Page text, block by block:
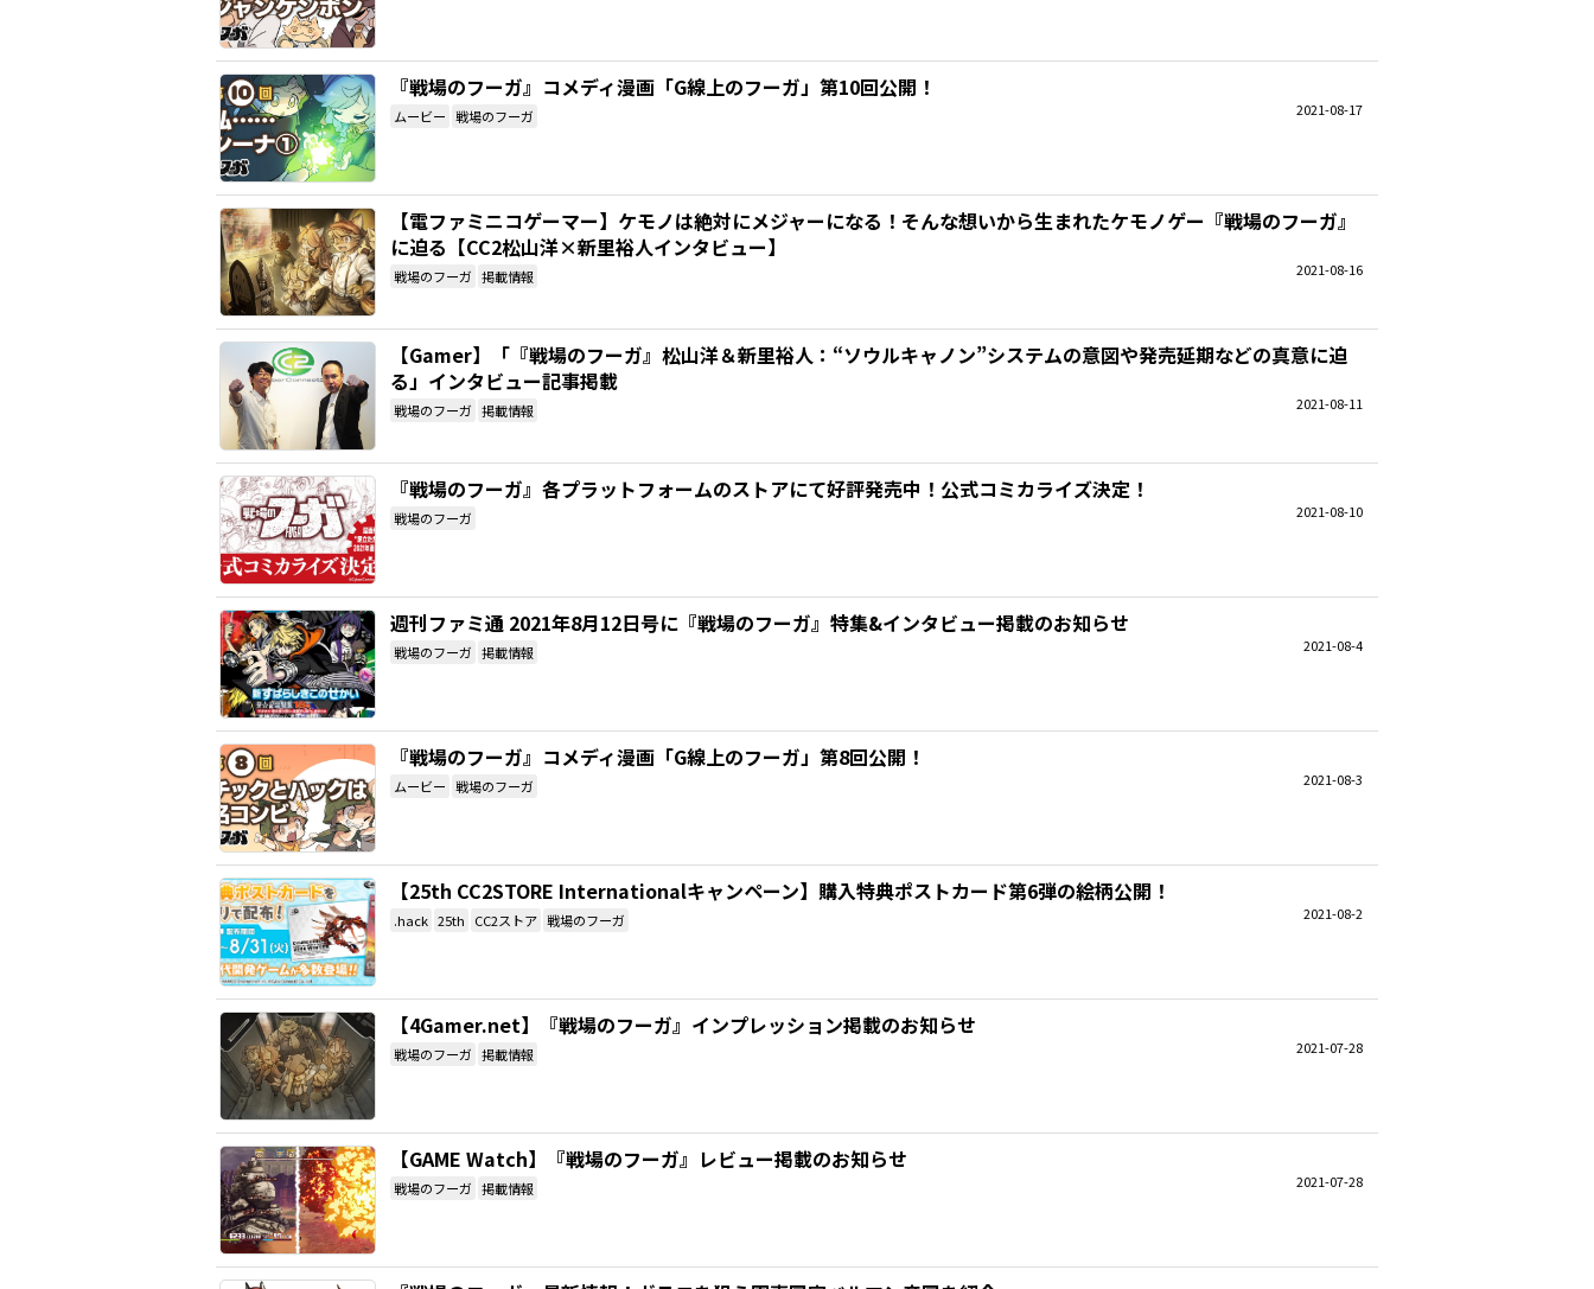
『戦場のフーガ』コメディ漫画「G線上のフーガ」第10回公開！
2021-08-17
ムービー 戦場のフーガ
【電ファミニコゲーマー】ケモノは絶対にメジャーになる！そんな想いから生まれたケモノゲー『戦場のフーガ』
に迫る【CC2松山洋×新里裕人インタビュー】
2021-08-16
戦場のフーガ 掲載情報
【Gamer】「『戦場のフーガ』松山洋＆新里裕人：“ソウルキャノン”システムの意図や発売延期などの真意に迫
る」インタビュー記事掲載
2021-08-11
戦場のフーガ 掲載情報
『戦場のフーガ』各プラットフォームのストアにて好評発売中！公式コミカライズ決定！
2021-08-10
戦場のフーガ
週刊ファミ通 2021年8月12日号に『戦場のフーガ』特集&インタビュー掲載のお知らせ
2021-08-4
戦場のフーガ 掲載情報
『戦場のフーガ』コメディ漫画「G線上のフーガ」第8回公開！
2021-08-3
ムービー 戦場のフーガ
【25th CC2STORE Internationalキャンペーン】購入特典ポストカード第6弾の絵柄公開！
2021-08-2
.hack 25th CC2ストア 戦場のフーガ
【4Gamer.net】『戦場のフーガ』インプレッション掲載のお知らせ
2021-07-28
戦場のフーガ 掲載情報
【GAME Watch】『戦場のフーガ』レビュー掲載のお知らせ
2021-07-28
戦場のフーガ 掲載情報